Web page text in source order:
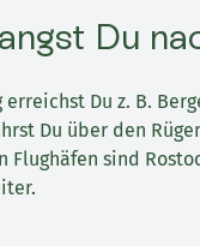
Du
erreichst Du z. B.
Du über den
Flughäfen sind